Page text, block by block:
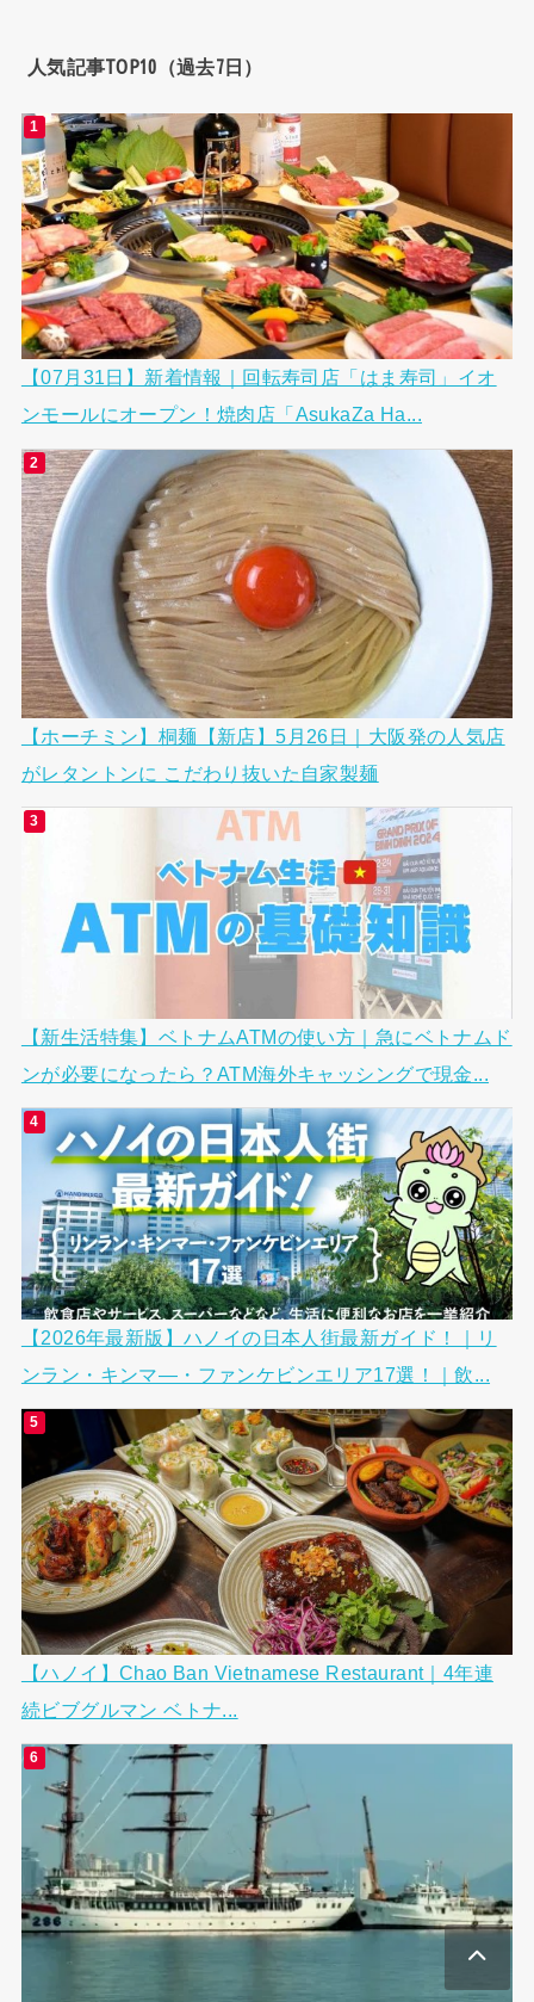
人気記事TOP10（過去7日）
【07月31日】新着情報｜回転寿司店「はま寿司」イオ
ンモールにオープン！焼肉店「AsukaZa Ha...
【ホーチミン】桐麺【新店】5月26日｜大阪発の人気店
がレタントンに こだわり抜いた自家製麺
【新生活特集】ベトナムATMの使い方｜急にベトナムド
ンが必要になったら？ATM海外キャッシングで現金...
【2026年最新版】ハノイの日本人街最新ガイド！｜リ
ンラン・キンマ―・ファンケビンエリア17選！｜飲...
【ハノイ】Chao Ban Vietnamese Restaurant｜4年連
続ビブグルマン ベトナ...